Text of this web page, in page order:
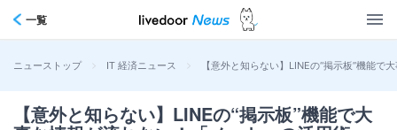
一覧
ニューストップ > IT 経済ニュース > 【意外と知らない】LINEの“掲示板”機能で
【意外と知らない】LINEの“掲示板”機能で大